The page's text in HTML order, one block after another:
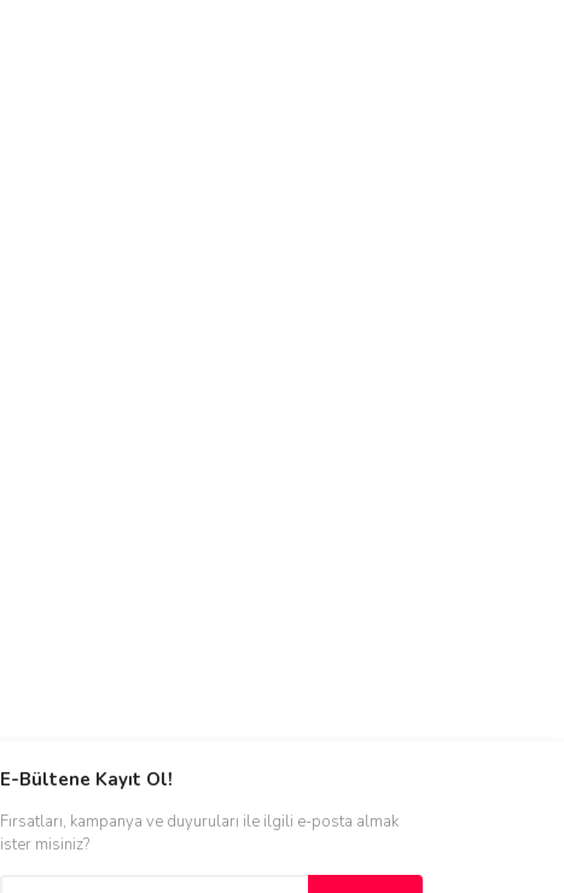
E-Bültene Kayıt Ol!
Fırsatları, kampanya ve duyuruları ile ilgili e-posta almak
ister misiniz?